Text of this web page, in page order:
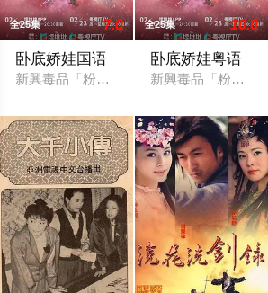
全25集 7.0
卧底娇娃国语
新興毒品「粉精靈」流竄市面，臥底潘奕
全25集 10.0
卧底娇娃粤语
新興毒品「粉精靈